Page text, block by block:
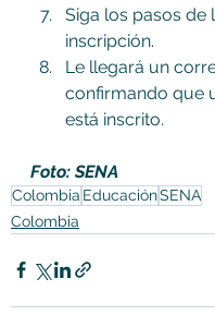
Siga los pasos de
inscripción.
Le llegará un
confirmando que
está inscrito.
Foto: SENA
Colombia EducaciónSENA
Colombia